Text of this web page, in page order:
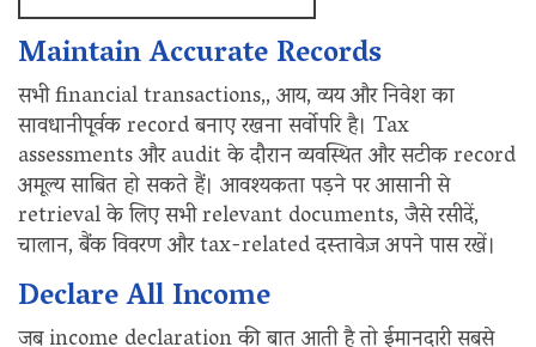
Maintain Accurate Records
सभी financial transactions,, आय, व्यय और निवेश का
सावधानीपूर्वक record बनाए रखना सर्वोपरि है। Tax
assessments और audit के दौरान व्यवस्थित और सटीक record
अमूल्य साबित हो सकते हैं। आवश्यकता पड़ने पर आसानी से
retrieval के लिए सभी relevant documents, जैसे रसीदें,
चालान, बैंक विवरण और tax-related दस्तावेज़ अपने पास रखें।
Declare All Income